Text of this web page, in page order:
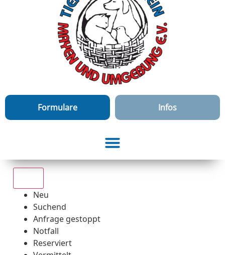
Formulare Infos
Neu
Suchend
Anfrage gestoppt
Notfall
Reserviert